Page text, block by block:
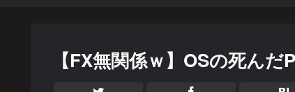
【FX無関係ｗ】OSの死ん